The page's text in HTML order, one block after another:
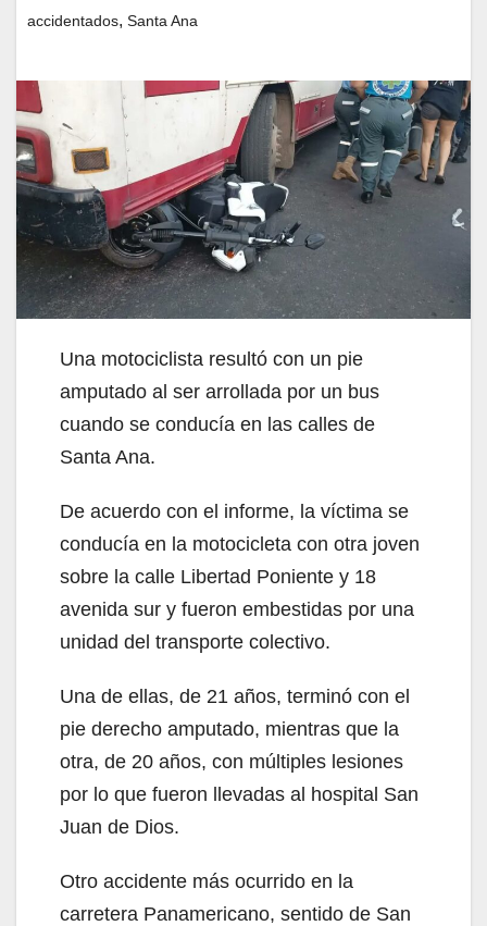
accidentados, Santa Ana
Una motociclista resultó con un pie
amputado al ser arrollada por un bus
cuando se conducía en las calles de
Santa Ana.
De acuerdo con el informe, la víctima se
conducía en la motocicleta con otra joven
sobre la calle Libertad Poniente y 18
avenida sur y fueron embestidas por una
unidad del transporte colectivo.
Una de ellas, de 21 años, terminó con el
pie derecho amputado, mientras que la
otra, de 20 años, con múltiples lesiones
por lo que fueron llevadas al hospital San
Juan de Dios.
Otro accidente más ocurrido en la
carretera Panamericano, sentido de San